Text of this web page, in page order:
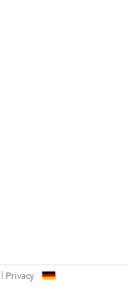
Privacy